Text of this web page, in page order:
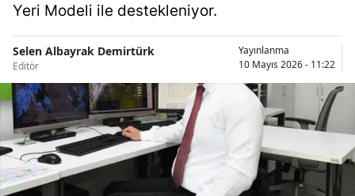
Burdur
Yeri Modeli ile destekleniyor.
Selen Albayrak Demirtürk
Editör
Yayınlanma
10 Mayıs 2026 - 11:22